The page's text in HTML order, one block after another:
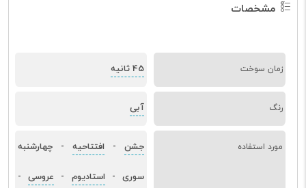
مشخصات
زمان سوخت 45 ثانیه
رنگ آبی
مورد استفاده جشن - افتتاحیه - چهارشنبه
سوری- استادیوم - عروسی-